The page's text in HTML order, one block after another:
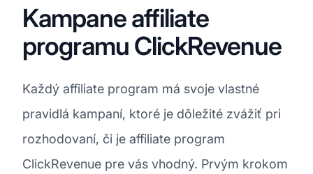
Kampane affiliate
programu ClickRevenue
Každý affiliate program má svoje vlastné
pravidlá kampaní, ktoré je dôležité zvážiť pri
rozhodovaní, či je affiliate program
ClickRevenue pre vás vhodný. Prvým krokom